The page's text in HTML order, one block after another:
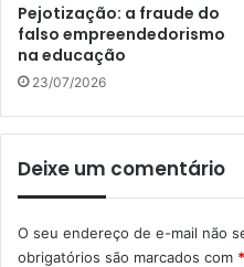
Pejotização: a fraude do
falso empreendedorismo
na educação
23/07/2026
Deixe um comentário
O seu endereço de e-mail não
obrigatórios são marcados com *